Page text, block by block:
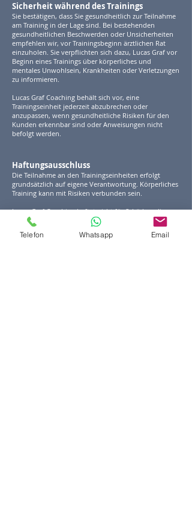
Sicherheit während des Trainings
Sie bestätigen, dass Sie gesundheitlich zur Teilnahme
am Training in der Lage sind. Bei bestehenden
gesundheitlichen Beschwerden oder Unsicherheiten
empfehlen wir, vor Trainingsbeginn ärztlichen Rat
einzuholen. Sie verpflichten sich dazu, Lucas Graf vor
Beginn eines Trainings über körperliches und
mentales Unwohlsein, Krankheiten oder Verletzungen
zu informieren.
Lucas Graf Coaching behält sich vor, eine
Trainingseinheit jederzeit abzubrechen oder
anzupassen, wenn gesundheitliche Risiken für den
Kunden erkennbar sind oder Anweisungen nicht
befolgt werden.
Haftungsausschluss
Die Teilnahme an den Trainingseinheiten erfolgt
grundsätzlich auf eigene Verantwortung. Körperliches
Training kann mit Risiken verbunden sein.
Lucas Graf Coaching haftet nicht für Schäden, die aus
der unsachgemässen Ausführung von Übungen, der
Missachtung von Anweisungen oder unvollständigen
oder falschen Angaben im Gesundheitsfragebogen
Telefon Whatsapp Email